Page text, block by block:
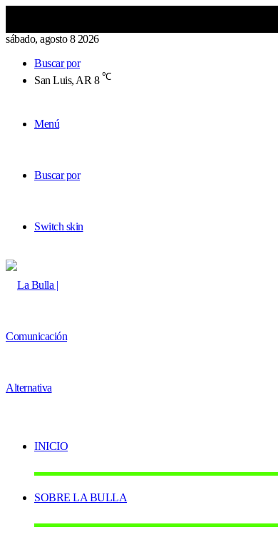
sábado, agosto 8 2026
Buscar por
San Luis, AR 8 ℃
Menú
Buscar por
Switch skin
INICIO
SOBRE LA BULLA